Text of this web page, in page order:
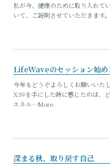
私が今、健康のために取り入れて
いて、ご説明させていただきます
LifeWaveのセッション始め
今年もどうぞよろしくお願いいた
X39を手にした時に感じたのは、
エネル…More
深まる秋、取り戻す自己